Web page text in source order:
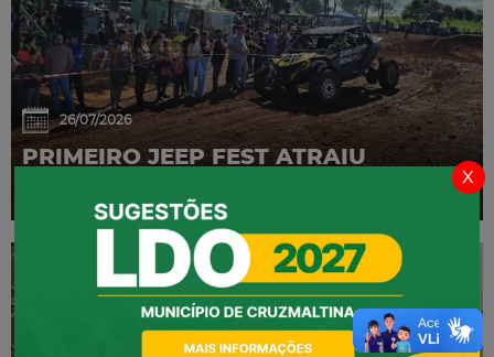
x
26/07/2026
PRIMEIRO JEEP FEST ATRAIU